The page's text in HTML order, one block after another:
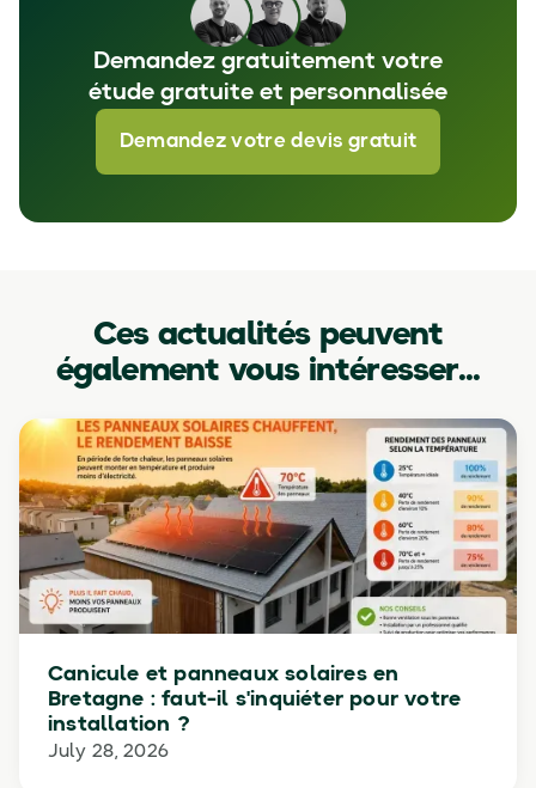
Demandez gratuitement votre
étude gratuite et personnalisée
Demandez votre devis gratuit
Ces actualités peuvent
également vous intéresser...
Canicule et panneaux solaires en
Bretagne : faut-il s'inquiéter pour votre
installation ?
July 28, 2026